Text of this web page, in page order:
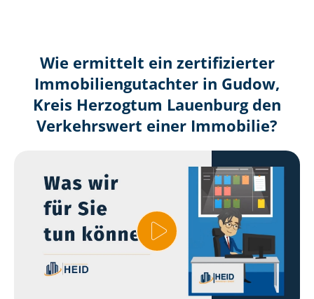
Wie ermittelt ein zertifizierter
Immobilien­gutachter in Gudow,
Kreis Herzogtum Lauenburg den
Verkehrswert einer Immobilie?